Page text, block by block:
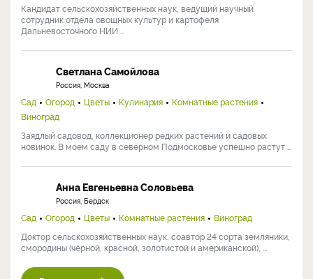
Кандидат сельскохозяйственных наук, ведущий научный
сотрудник отдела овощных культур и картофеля
Дальневосточного НИИ ...
Светлана Самойлова
Россия, Москва
Сад Огород Цветы Кулинария
Комнатные растения
Виноград
Заядлый садовод, коллекционер редких растений и садовых
новинок. В моем саду в северном Подмосковье успешно растут ...
Анна Евгеньевна Соловьева
Россия, Бердск
Сад Огород Цветы Комнатные растения
Виноград
Доктор сельскохозяйственных наук, соавтор 24 сорта земляники,
смородины (чёрной, красной, золотистой и американской), ...